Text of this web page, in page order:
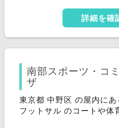
詳細を確
南部スポーツ・コ
ザ
東京都 中野区 の屋内にあ
フットサル のコートや体